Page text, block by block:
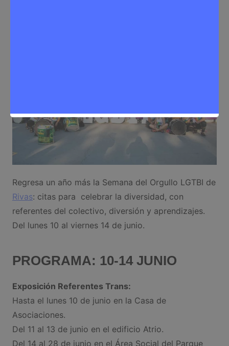
Regresa un año más la Semana del Orgullo LGTBI de
Rivas: citas para celebrar la diversidad, con
referentes del colectivo, diversión y aprendizajes.
Del lunes 10 al viernes 14 de junio.
PROGRAMA: 10-14 JUNIO
Exposición Referentes Trans:
Hasta el lunes 10 de junio en la Casa de
Asociaciones.
Del 11 al 13 de junio en el edificio Atrio.
Del 14 al 28 de junio en el Área Social del Parque